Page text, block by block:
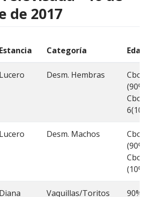
de 2017
Estancia Categoría Edad
Lucero Desm. Hembras
Cbo
Cbo
Lucero Desm. Machos
Cbo
Cbo
(10%)
Diana Vaquillas/Toritos
90%